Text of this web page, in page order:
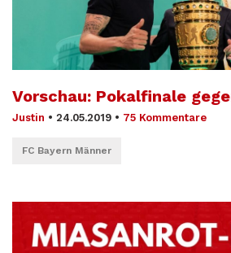
Vorschau: Pokalfinale
Justin • 24.05.2019 • 75 Kommentare
FC Bayern Männer